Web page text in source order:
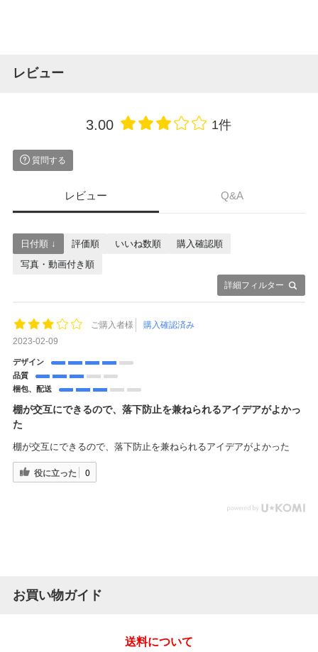
レビュー
3.00 1件
質問する
レビュー Q&A
詳細フィルター
日付順 ↓ 評価順 いいね数順
購入確認順
写真・動画付き順
ご購入者様
購入確認済み
2023-02-09
デザイン
品質
梱包、配送
棚が交互にできるので、落下防止を兼ねられるアイデアがよかっ
た
棚が交互にできるので、落下防止を兼ねられるアイデアがよかった
役に立った 0
お買い物ガイド
送料について